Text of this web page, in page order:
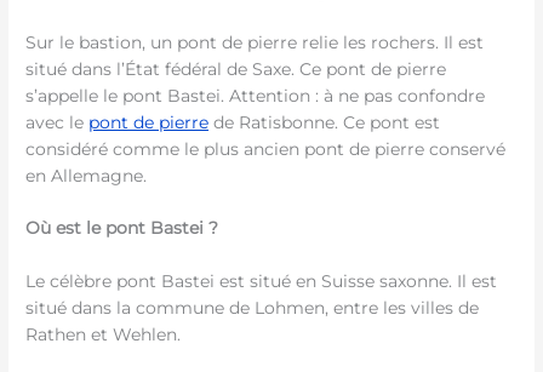
Sur le bastion, un pont de pierre relie les rochers. Il est
situé dans l’État fédéral de Saxe. Ce pont de pierre
s’appelle le pont Bastei. Attention : à ne pas confondre
avec le pont de pierre de Ratisbonne. Ce pont est
considéré comme le plus ancien pont de pierre conservé
en Allemagne.
Où est le pont Bastei ?
Le célèbre pont Bastei est situé en Suisse saxonne. Il est
situé dans la commune de Lohmen, entre les villes de
Rathen et Wehlen.